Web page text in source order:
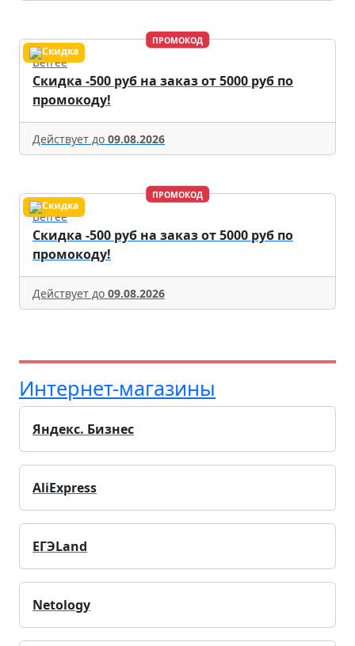
ПРОМОКОД
Befree
Скидка -500 руб на заказ от 5000 руб по
промокоду!
Действует до 09.08.2026
ПРОМОКОД
Befree
Скидка -500 руб на заказ от 5000 руб по
промокоду!
Действует до 09.08.2026
Интернет-магазины
Яндекс. Бизнес
AliExpress
ЕГЭLand
Netology